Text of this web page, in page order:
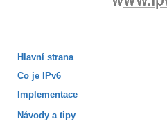
Hlavní strana
Co je IPv6
Implementace
Návody a tipy